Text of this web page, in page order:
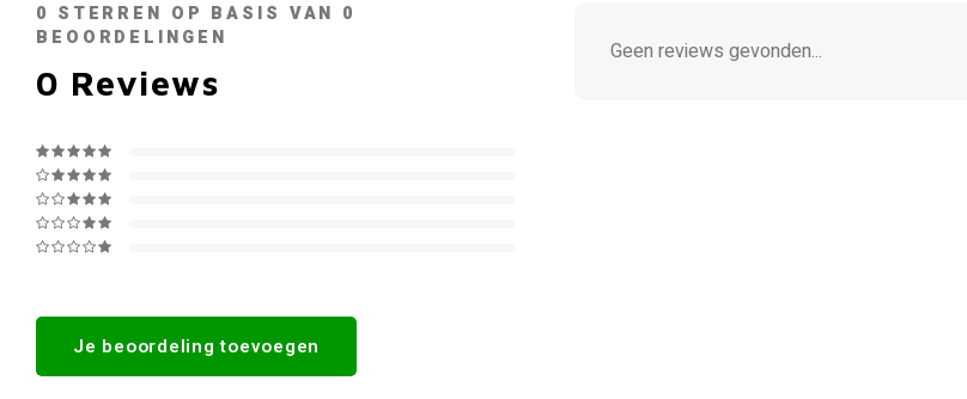
0 STERREN OP BASIS VAN 0
BEOORDELINGEN
0 Reviews
Je beoordeling toevoegen
Geen reviews gevonden...